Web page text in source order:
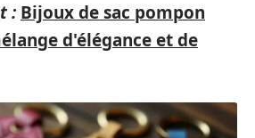
: Bijoux de sac pompon
d'élégance et de